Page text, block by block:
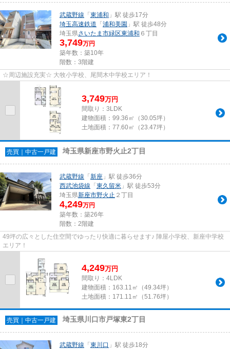
武蔵野線 「 東浦和 」駅 徒歩17分
埼玉高速鉄道 「 浦和美園 」駅 徒歩48分
埼玉県さいたま市緑区東浦和 ６丁目
3,749万円
築年数：築10年
階数：3階建
☆周辺施設充実☆ 大牧小学校、尾間木中学校エリア！
3,749万円
間取り：3LDK
建物面積： 99.36㎡（30.05坪）
土地面積： 77.60㎡（23.47坪）
売買｜中古一戸建 埼玉県新座市野火止2丁目
武蔵野線 「 新座 」駅 徒歩36分
西武池袋線 「 東久留米 」駅 徒歩53分
埼玉県新座市野火止 ２丁目
4,249万円
築年数：築26年
階数：2階建
49坪の広々とした住空間でゆったり快適に暮らせます♪ 陣屋小学校、新座中学校
エリア！
4,249万円
間取り：4LDK
建物面積： 163.11㎡（49.34坪）
土地面積： 171.11㎡（51.76坪）
売買｜中古一戸建 埼玉県川口市戸塚東2丁目
武蔵野線 「 東川口 」駅 徒歩18分